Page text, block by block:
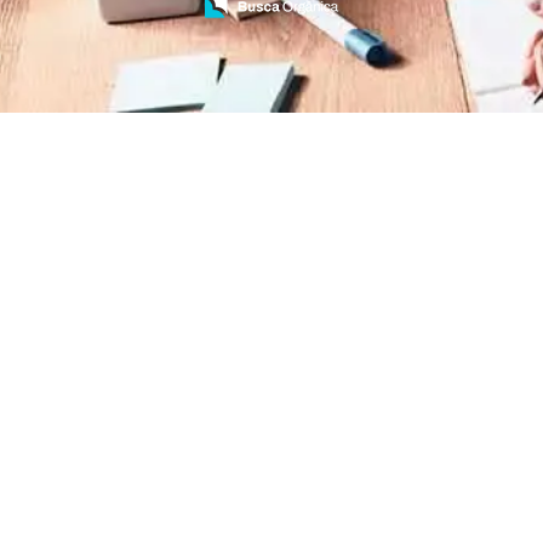
Treinamento de Brigada de Emergência
Treinamento de Brigada de Incêndio
Treinamento de Brigada de Incêndio Valor
Treinamento de Brigadista de Incêndio
Treinamento de Combate a Incêndio NR 23